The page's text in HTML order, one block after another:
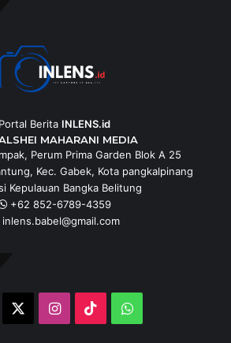
Portal Berita INLENS.id
MAHARANI MEDIA
Perum Prima Garden Blok A 25
Kec. Gabek, Kota pangkalpinang
Kepulauan Bangka Belitung
+62 852-6789-4359
inlens.babel@gmail.com
Instagram
TikTokWhatsApp